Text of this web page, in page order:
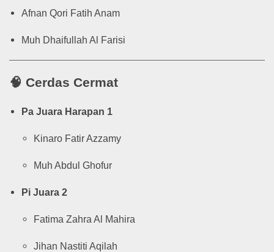
Afnan Qori Fatih Anam
Muh Dhaifullah Al Farisi
🧠 Cerdas Cermat
Pa Juara Harapan 1
Kinaro Fatir Azzamy
Muh Abdul Ghofur
Pi Juara 2
Fatima Zahra Al Mahira
Jihan Nastiti Aqilah